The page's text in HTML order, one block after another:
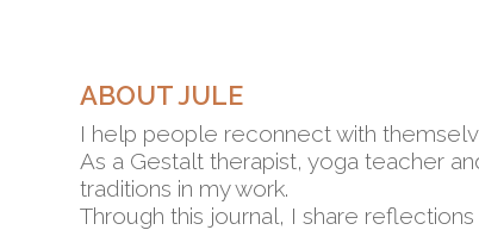
ABOUT JULE
I help people reconnect with
As a Gestalt therapist, yoga teacher
traditions in my work.
Through this journal, I share